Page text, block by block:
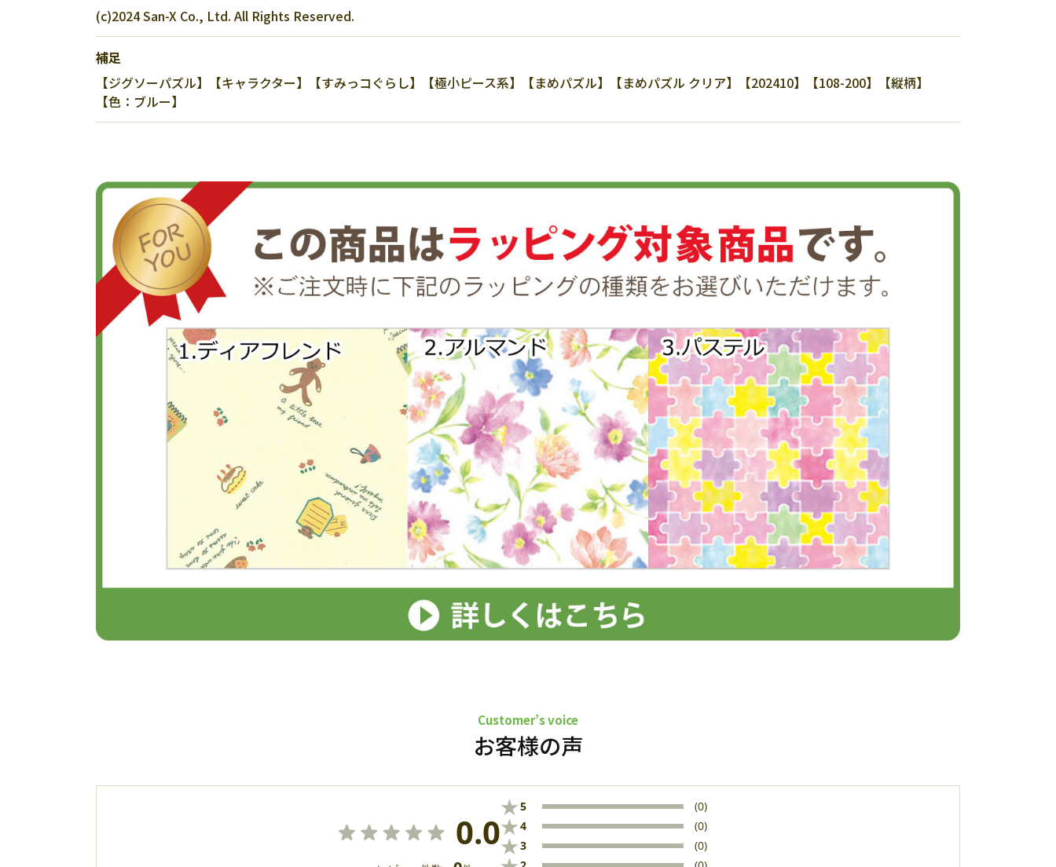
(c)2024 San-X Co., Ltd. All Rights Reserved.
補足
【ジグソーパズル】【キャラクター】【すみっコぐらし】【極小ピース系】【まめパズル】【まめパズル クリア】【202410】【108-200】【縦柄】
【色：ブルー】
Customer’s voice
お客様の声
0.0
★5 (0)
★4 (0)
★3 (0)